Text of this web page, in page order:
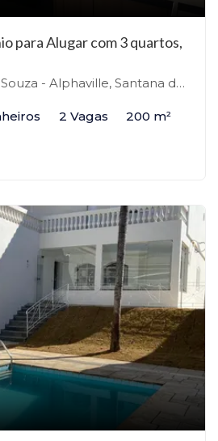
para Alugar com 3 quartos,
de Parnaíba - SP - Alphaville, Santana de Parnaíba-SP
2 Vagas 200 m²